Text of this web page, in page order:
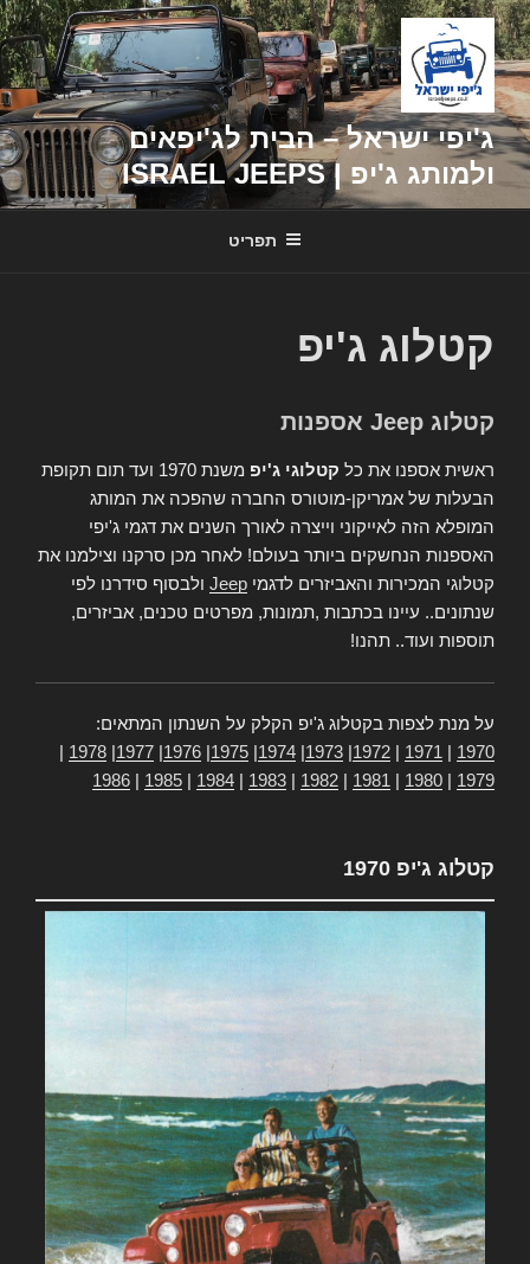
דילוג
לתוכן
ג'יפי ישראל – הבית לג'יפאים
ולמותג ג'יפ | ISRAEL JEEPS
תפריט
קטלוג ג'יפ
קטלוג Jeep אספנות
ראשית אספנו את כל קטלוגי ג'יפ
משנת 1970 ועד תום תקופת
הבעלות של אמריקן-מוטורס החברה שהפכה את המותג
המופלא הזה לאייקוני וייצרה לאורך השנים את דגמי ג'יפי
האספנות הנחשקים ביותר בעולם! לאחר מכן סרקנו וצילמנו את
קטלוגי המכירות והאביזרים לדגמי Jeep ולבסוף סידרנו לפי
שנתונים.. עיינו בכתבות ,תמונות, מפרטים טכנים, אביזרים,
תוספות ועוד.. תהנו!
על מנת לצפות בקטלוג ג'יפ הקלק על השנתון המתאים:
1970
1971
1972
1973
1974
1975
1976
1977
1978
1979
1980
1981
1982
1983
1984
1985
1986
קטלוג ג'יפ 1970